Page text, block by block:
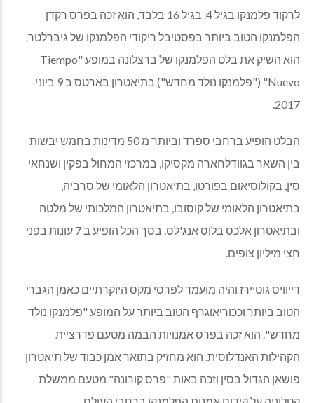
לרקוד פלמנקו בגיל 4. בגיל 16 בלבד, הוא זכה בפרס רקדן
הפלמנקו הטוב ביותר בפסטיבל ריקודי הפלמנקו של גיברלטר.
הוא השיק את בלט הפלמנקו של ברצלונה במופע "Tiempo
Nuevo"
("פלמנקו נולד מחדש") בתיאטרון בארטס ב 9 ביוני
2017.
הבלט הופיע ברחבי ספרד וביותר מ 50 מדינות בחמש יבשות
בין השאר בגוודלחארה מקסיקו, במרכזי המחול בפקין ושנחאי
סין, בקולוסיאום בפורטו, בתיאטרון הלאומי של סרביה,
בתיאטרון הלאומי של קוסובו, בתיאטרון המלכותי של מלטה
ובתיאטרון אלכס בלוס אנג'לס.
בסך הכל הופיע ב 7 עונות בפני
חצי מיליון צופים.
דייוויס גוטיירז והיה מועמד לפרסי מקס היוקרתיים כאמן הגברי
הטוב ביותר וככוריאוגרף הטוב ביותר על המופע "פלמנקו נולד
מחדש". הוא זכה בפרס אמנויות הבמה מטעם פדרציית
הקהילות האנדלוסית. הוא מחזיק בתואר אמן כבוד של תיאטרון
פושאן הגדול בסין וזכה באות "פרס קורונה" מטעם ממשלת